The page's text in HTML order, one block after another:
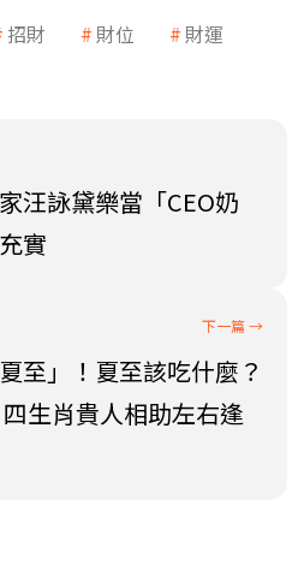
招財 財位
財運
汪詠黛樂當「CEO奶
實
至」！夏至該吃什麼？
生肖貴人相助左右逢